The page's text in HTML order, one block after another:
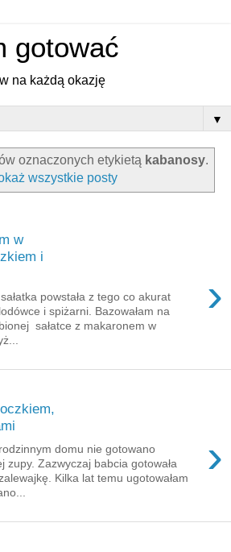
gotować
na każdą okazję
▼
oznaczonych etykietą kabanosy.
wszystkie posty
w
i
›
powstała z tego co akurat
i spiżarni. Bazowałam na
sałatce z makaronem w
›
domu nie gotowano
zupy. Zazwyczaj babcia gotowała
Kilka lat temu ugotowałam